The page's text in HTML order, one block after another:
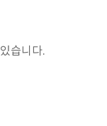
습니다.